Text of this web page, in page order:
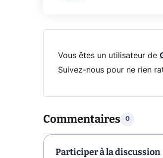
Vous êtes un utilisateur de
Suivez-nous pour ne rien
Commentaires 0
Participer à la discussion